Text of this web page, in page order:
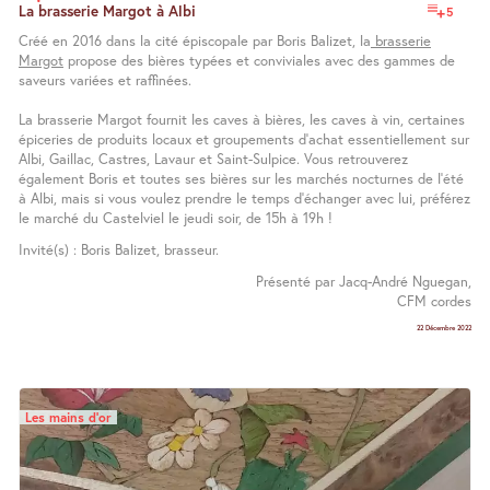
5
La brasserie Margot à Albi
Créé en 2016 dans la cité épiscopale par Boris Balizet, la brasserie
Margot propose des bières typées et conviviales avec des gammes de
saveurs variées et raffinées.
La brasserie Margot fournit les caves à bières, les caves à vin, certaines
épiceries de produits locaux et groupements d’achat essentiellement sur
Albi, Gaillac, Castres, Lavaur et Saint-Sulpice. Vous retrouverez
également Boris et toutes ses bières sur les marchés nocturnes de l’été
à Albi, mais si vous voulez prendre le temps d’échanger avec lui, préférez
le marché du Castelviel le jeudi soir, de 15h à 19h !
Invité(s) : Boris Balizet, brasseur.
Présenté par Jacq-André Nguegan,
CFM cordes
22 Décembre 2022
Les mains d’or